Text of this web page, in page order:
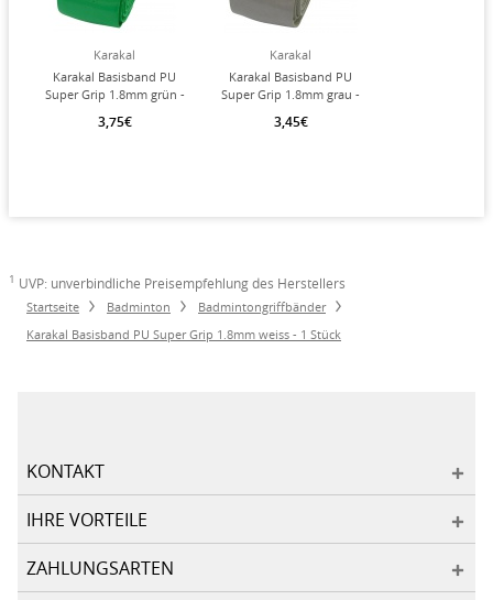
Karakal
Karakal Basisband PU
Super Grip 1.8mm grün -
3,75€
Karakal
Karakal Basisband PU
Super Grip 1.8mm grau -
3,45€
1 UVP: unverbindliche Preisempfehlung des Herstellers
Startseite Badminton
Badmintongriffbänder
Karakal Basisband PU Super Grip 1.8mm weiss - 1 Stück
KONTAKT
IHRE VORTEILE
ZAHLUNGSARTEN